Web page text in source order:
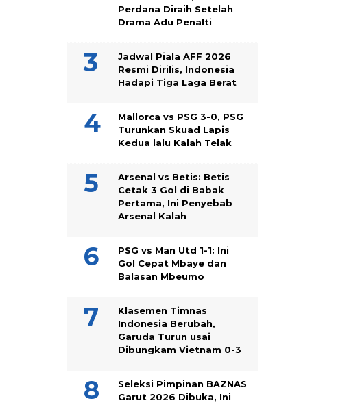
Perdana Diraih Setelah
Drama Adu Penalti
Jadwal Piala AFF 2026
Resmi Dirilis, Indonesia
Hadapi Tiga Laga Berat
Mallorca vs PSG 3-0, PSG
Turunkan Skuad Lapis
Kedua lalu Kalah Telak
Arsenal vs Betis: Betis
Cetak 3 Gol di Babak
Pertama, Ini Penyebab
Arsenal Kalah
PSG vs Man Utd 1-1: Ini
Gol Cepat Mbaye dan
Balasan Mbeumo
Klasemen Timnas
Indonesia Berubah,
Garuda Turun usai
Dibungkam Vietnam 0-3
Seleksi Pimpinan BAZNAS
Garut 2026 Dibuka, Ini